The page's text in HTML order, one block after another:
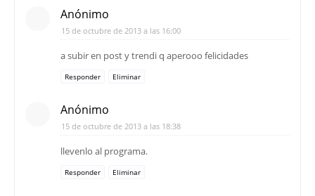
Anónimo
15 de octubre de 2013 a las 16:00
a subir en post y trendi q aperooo felicidades
Responder Eliminar
Anónimo
15 de octubre de 2013 a las 18:38
llevenlo al programa.
Responder Eliminar